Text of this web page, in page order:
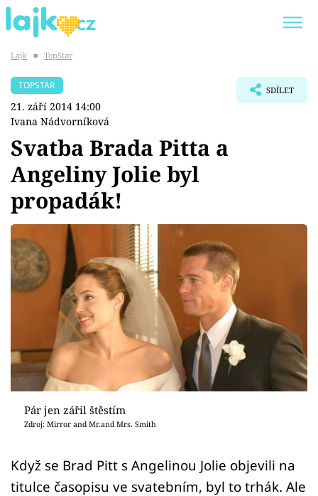
SHOPAHOLICADEL
Témata
Showbyznys
Youtubeři
Virály
Sex a vztahy
Videa
Sledujte prima+
Přihlášení
Sledujte nás
Lajk ■ TopStar
TOPSTAR
21. září 2014 14:00
Ivana Nádvorníková
SDÍLET
Svatba Brada Pitta a
Angeliny Jolie byl
propadák!
Pár jen zářil štěstím
Zdroj: Mirror and Mr.and Mrs. Smith
Když se Brad Pitt s Angelinou Jolie objevili na
titulce časopisu ve svatebním, byl to trhák. Ale